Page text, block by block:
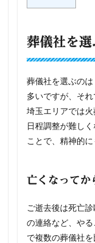
葬儀社を選
葬儀社を選ぶの
多いですが、そ
埼玉エリアでは
日程調整が難し
ことで、精神的
亡くなってか
ご逝去後は死亡
の連絡など、や
で複数の葬儀社